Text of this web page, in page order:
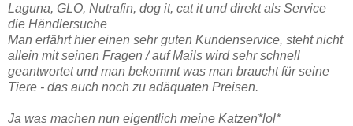
Laguna, GLO, Nutrafin, dog it, cat it und direkt als Service
die Händlersuche
Man erfährt hier einen sehr guten Kundenservice, steht nicht
allein mit seinen Fragen / auf Mails wird sehr schnell
geantwortet und man bekommt was man braucht für seine
Tiere - das auch noch zu adäquaten Preisen.
Ja was machen nun eigentlich meine Katzen*lol*